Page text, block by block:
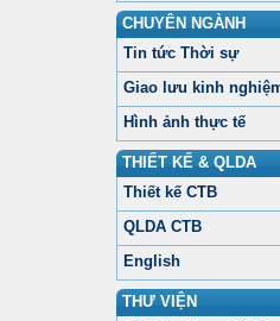
CHUYÊN NGÀNH
Tin tức Thời sự
Giao lưu kinh
Hình ảnh thực tế
THIẾT KẾ & QLDA
Thiết kế CTB
QLDA CTB
English
THƯ VIỆN